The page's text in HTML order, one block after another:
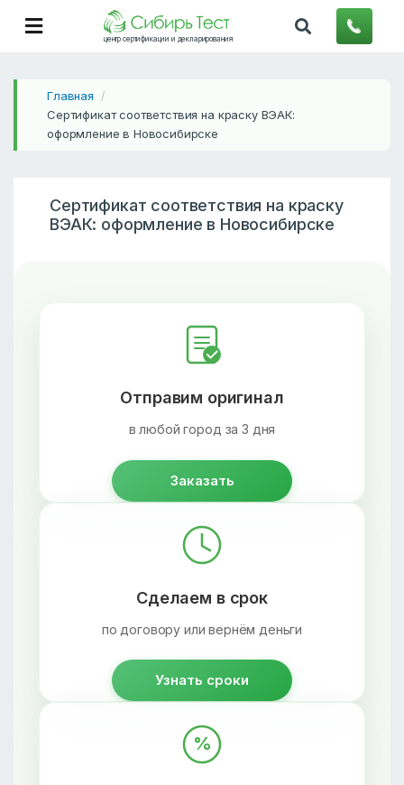
центр сертификации и декларирования
Главная /
Сертификат соответствия на краску ВЭАК:
оформление в Новосибирске
Сертификат соответствия на краску
ВЭАК: оформление в Новосибирске
Отправим оригинал
в любой город за 3 дня
Заказать
Сделаем в срок
по договору или вернём деньги
Узнать сроки
%